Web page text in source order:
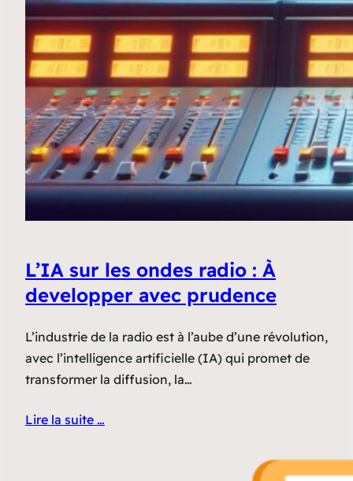
L’IA sur les ondes radio : À
developper avec prudence
L’industrie de la radio est à l’aube d’une révolution,
avec l’intelligence artificielle (IA) qui promet de
transformer la diffusion, la…
Lire la suite …